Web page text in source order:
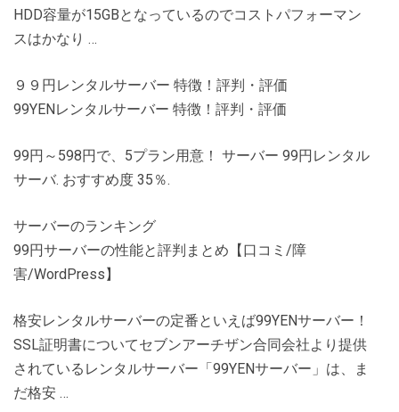
HDD容量が15GBとなっているのでコストパフォーマン
スはかなり …
９９円レンタルサーバー 特徴！評判・評価
99YENレンタルサーバー 特徴！評判・評価
99円～598円で、5プラン用意！ サーバー 99円レンタル
サーバ. おすすめ度 35％.
サーバーのランキング
99円サーバーの性能と評判まとめ【口コミ/障
害/WordPress】
格安レンタルサーバーの定番といえば99YENサーバー！
SSL証明書についてセブンアーチザン合同会社より提供
されているレンタルサーバー「99YENサーバー」は、ま
だ格安 …